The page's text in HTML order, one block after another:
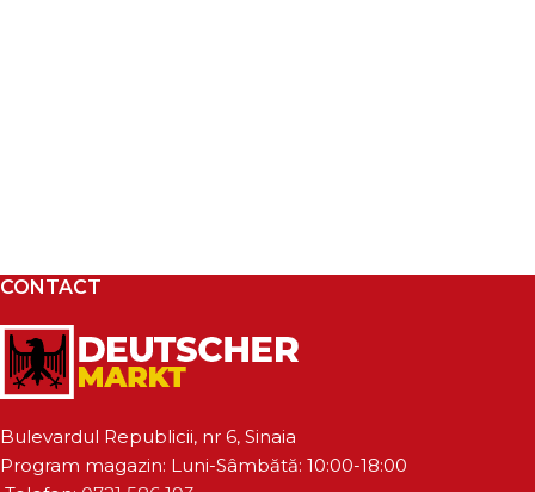
CONTACT
Bulevardul Republicii, nr 6, Sinaia
Program magazin: Luni-Sâmbătă: 10:00-18:00